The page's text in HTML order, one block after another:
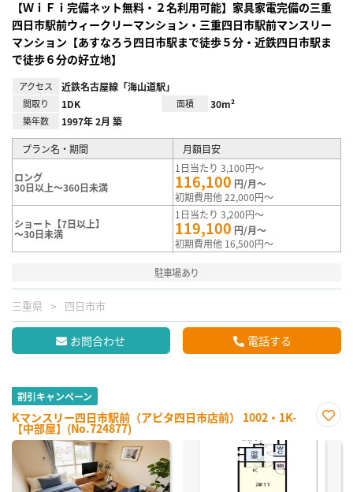
【ＷｉＦｉ完備ネット無料・２名利用可能】家具家電完備の三重
四日市駅前ウィークリーマンション・三重四日市駅前マンスリー
マンション【あすなろう四日市駅まで徒歩５分・近鉄四日市駅ま
で徒歩６分の好立地】
アクセス 近鉄名古屋線「海山道駅」
間取り 1DK 面積 30m²
築年数 1997年 2月 築
プラン名・期間 月額目安
ロング
30日以上～360日未満
1日当たり 3,100円～
116,100 円/月～
初期費用他 22,000円～
ショート【7日以上】
～30日未満
1日当たり 3,200円～
119,100 円/月～
初期費用他 16,500円～
駐車場あり
三重県 四日市市
お問合わせ 電話する
割引キャンペーン
Kマンスリー四日市駅前（アピタ四日市店前） 1002・1K-
【中部屋】(No.724877)
に入